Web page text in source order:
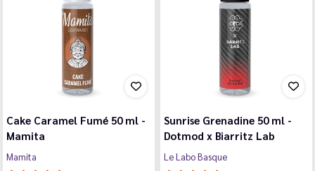
Cake Caramel Fumé 50 ml -
Mamita
Mamita
Sunrise Grenadine 50 ml -
Dotmod x Biarritz Lab
Le Labo Basque